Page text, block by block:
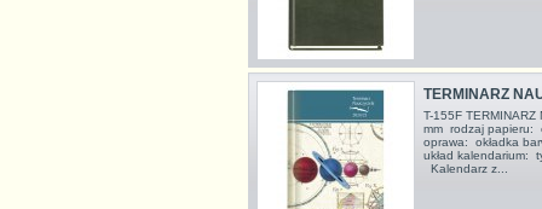
TERMINARZ
T-155F
mm rodzaj papieru:
oprawa: okładka
układ
Kalendarz z...